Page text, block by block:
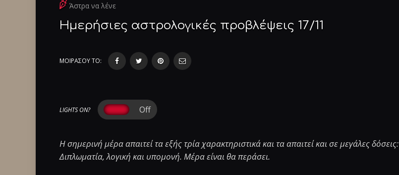
Άστρα να λένε
Ημερήσιες αστρολογικές προβλέψεις 17/11
ΜΟΙΡΑΣΟΥ ΤΟ:
LIGHTS ON?
Η σημερινή μέρα απαιτεί τα εξής τρία χαρακτηριστικά και τα απαιτεί και σε μεγάλες δόσεις:
Διπλωματία, λογική και υπομονή. Μέρα είναι θα περάσει.